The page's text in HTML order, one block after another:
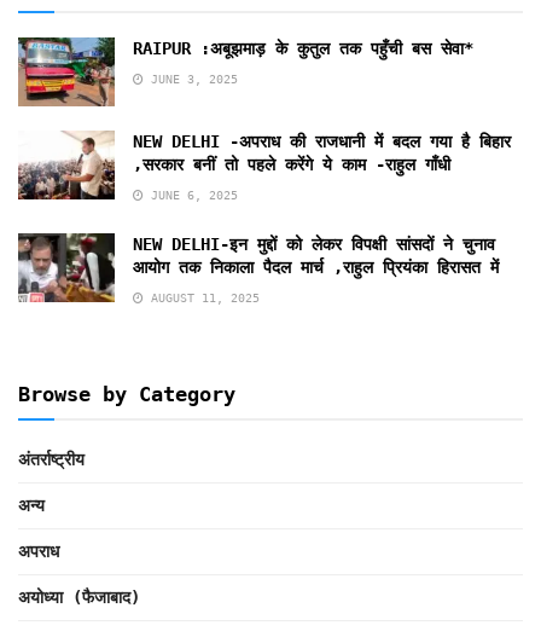
RAIPUR :अबूझमाड़ के कुतुल तक पहुँची बस सेवा*
JUNE 3, 2025
NEW DELHI -अपराध की राजधानी में बदल गया है बिहार
,सरकार बनीं तो पहले करेंगे ये काम -राहुल गाँधी
JUNE 6, 2025
NEW DELHI-इन मुद्दों को लेकर विपक्षी सांसदों ने चुनाव
आयोग तक निकाला पैदल मार्च ,राहुल प्रियंका हिरासत में
AUGUST 11, 2025
Browse by Category
अंतर्राष्ट्रीय
अन्य
अपराध
अयोध्या (फैजाबाद)